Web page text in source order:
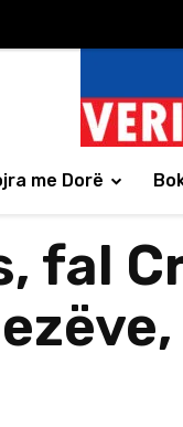
me Dorë
fal